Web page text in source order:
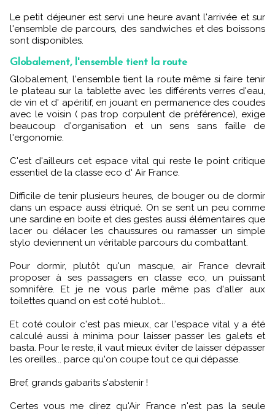
Le petit déjeuner est servi une heure avant l'arrivée et sur
l'ensemble de parcours, des sandwiches et des boissons
sont disponibles.
Globalement, l'ensemble tient la route
Globalement, l'ensemble tient la route même si faire tenir
le plateau sur la tablette avec les différents verres d'eau,
de vin et d' apéritif, en jouant en permanence des coudes
avec le voisin ( pas trop corpulent de préférence), exige
beaucoup d'organisation et un sens sans faille de
l'ergonomie.
C'est d'ailleurs cet espace vital qui reste le point critique
essentiel de la classe eco d' Air France.
Difficile de tenir plusieurs heures, de bouger ou de dormir
dans un espace aussi étriqué. On se sent un peu comme
une sardine en boite et des gestes aussi élémentaires que
lacer ou délacer les chaussures ou ramasser un simple
stylo deviennent un véritable parcours du combattant.
Pour dormir, plutôt qu'un masque, air France devrait
proposer à ses passagers en classe eco, un puissant
somnifère. Et je ne vous parle même pas d'aller aux
toilettes quand on est coté hublot...
Et coté couloir c'est pas mieux, car l'espace vital y a été
calculé aussi à minima pour laisser passer les galets et
basta. Pour le reste, il vaut mieux éviter de laisser dépasser
les oreilles... parce qu'on coupe tout ce qui dépasse.
Bref, grands gabarits s'abstenir !
Certes vous me direz qu'Air France n'est pas la seule